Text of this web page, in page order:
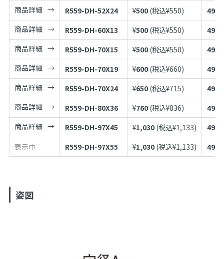
商品詳細
R559-DH-52X24 ¥500 (税込¥550)
商品詳細
R559-DH-60X13 ¥500 (税込¥550)
商品詳細
R559-DH-70X15 ¥500 (税込¥550)
商品詳細
R559-DH-70X19 ¥600 (税込¥660)
商品詳細
R559-DH-70X24 ¥650 (税込¥715)
商品詳細
R559-DH-80X36 ¥760 (税込¥836)
商品詳細
R559-DH-97X45 ¥1,030 (税込¥1,133)
表示中
R559-DH-97X55 ¥1,030 (税込¥1,133)
姿図